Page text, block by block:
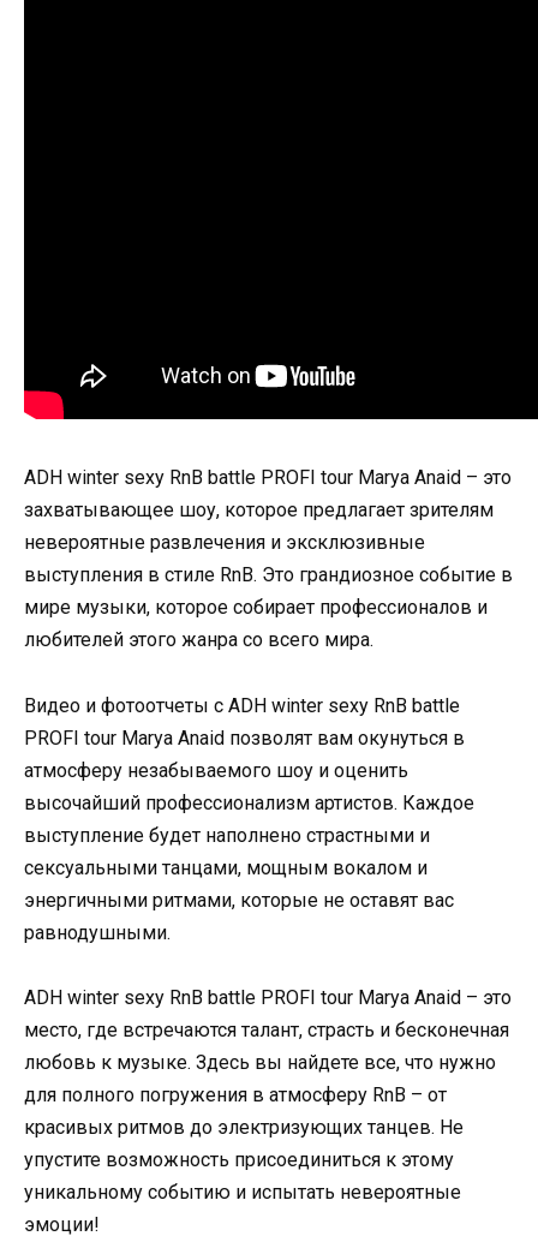
ADH winter sexy RnB battle PROFI tour Marya Anaid – это
захватывающее шоу, которое предлагает зрителям
невероятные развлечения и эксклюзивные
выступления в стиле RnB. Это грандиозное событие в
мире музыки, которое собирает профессионалов и
любителей этого жанра со всего мира.
Видео и фотоотчеты с ADH winter sexy RnB battle
PROFI tour Marya Anaid позволят вам окунуться в
атмосферу незабываемого шоу и оценить
высочайший профессионализм артистов. Каждое
выступление будет наполнено страстными и
сексуальными танцами, мощным вокалом и
энергичными ритмами, которые не оставят вас
равнодушными.
ADH winter sexy RnB battle PROFI tour Marya Anaid – это
место, где встречаются талант, страсть и бесконечная
любовь к музыке. Здесь вы найдете все, что нужно
для полного погружения в атмосферу RnB – от
красивых ритмов до электризующих танцев. Не
упустите возможность присоединиться к этому
уникальному событию и испытать невероятные
эмоции!